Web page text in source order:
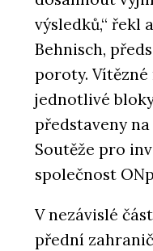
výsledků,“ řekl
Behnisch,
poroty.
jednotlivé
představeny
Soutěže pro
společnost
V nezávislé
přední